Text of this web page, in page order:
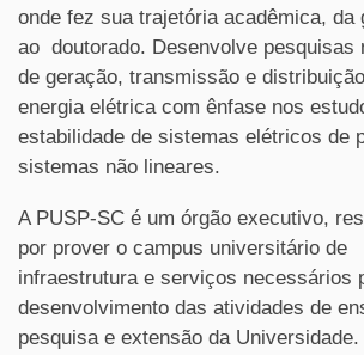
onde fez sua trajetória acadêmica, da
ao doutorado. Desenvolve pesquisas
de geração, transmissão e
energia elétrica com ênfase nos
estabilidade de sistemas elétricos de
sistemas não lineares.
A PUSP-SC é um órgão executivo,
por prover o campus universitário de
infraestrutura e serviços necessários
desenvolvimento das atividades de
pesquisa e extensão da